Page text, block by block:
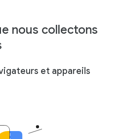
nous collectons
et appareils